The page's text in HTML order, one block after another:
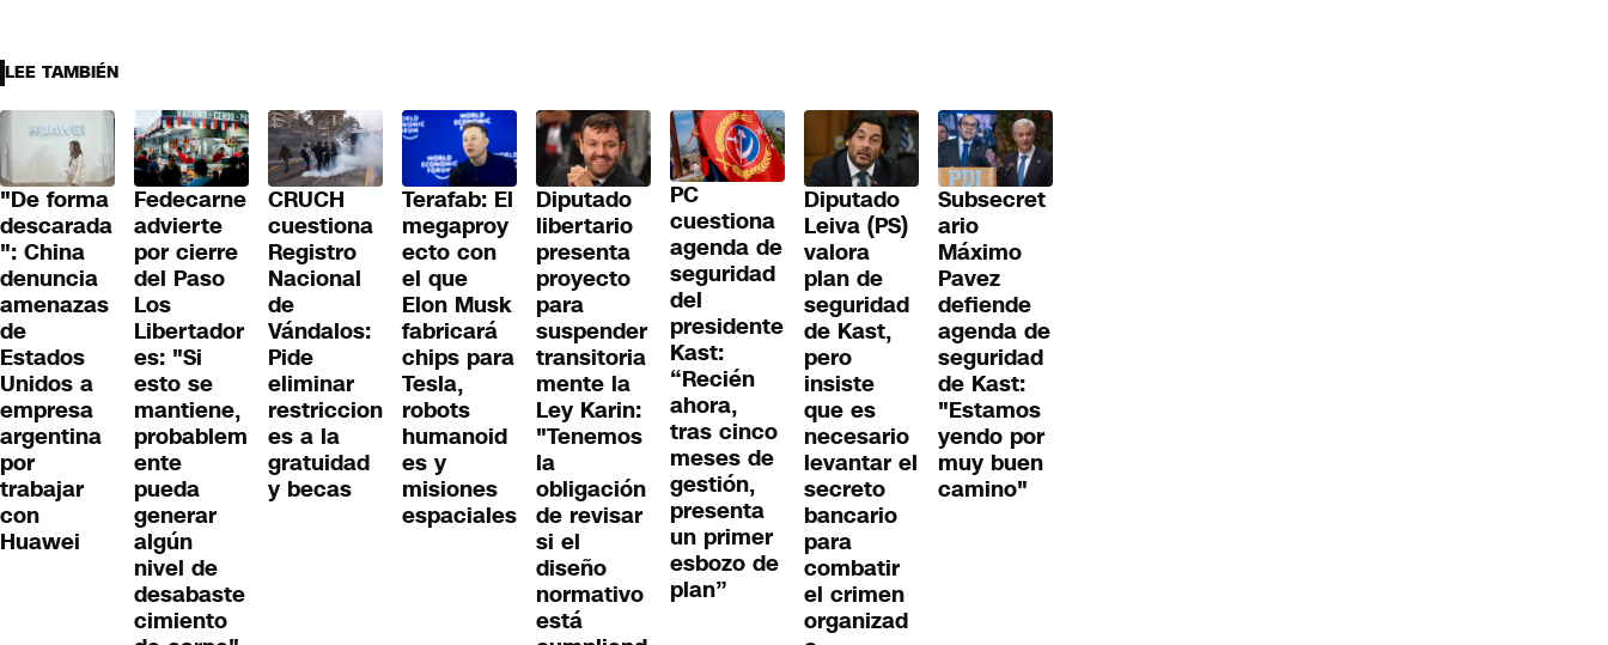
LEE TAMBIÉN
"De forma
descarada
": China
denuncia
amenazas
de
Estados
Unidos a
empresa
argentina
por
trabajar
con
Huawei
Fedecarne
advierte
por cierre
del Paso
Los
Libertador
es: "Si
esto se
mantiene,
probablem
ente
pueda
generar
algún
nivel de
desabaste
cimiento
CRUCH
cuestiona
Registro
Nacional
de
Vándalos:
Pide
eliminar
restriccion
es a la
gratuidad
y becas
Terafab: El
megaproy
ecto con
el que
Elon Musk
fabricará
chips para
Tesla,
robots
humanoid
es y
misiones
espaciales
Diputado
libertario
presenta
proyecto
para
suspender
transitoria
mente la
Ley Karin:
"Tenemos
la
obligación
de revisar
si el
diseño
normativo
está
PC
cuestiona
agenda de
seguridad
del
presidente
Kast:
“Recién
ahora,
tras cinco
meses de
gestión,
presenta
un primer
esbozo de
plan”
Diputado
Leiva (PS)
valora
plan de
seguridad
de Kast,
pero
insiste
que es
necesario
levantar el
secreto
bancario
para
combatir
el crimen
organizad
Subsecret
ario
Máximo
Pavez
defiende
agenda de
seguridad
de Kast:
"Estamos
yendo por
muy buen
camino"